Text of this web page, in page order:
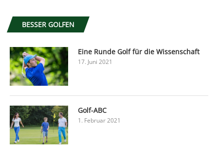
BESSER GOLFEN
Eine Runde Golf für die Wissenschaft
17. Juni 2021
Golf-ABC
1. Februar 2021